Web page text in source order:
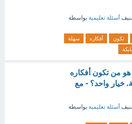
أسئلة تعليمية بواسطة
تكون أفكاره
سهلة
هو من تكون أفكاره
خيار واحد؟ - مع
أسئلة تعليمية بواسطة